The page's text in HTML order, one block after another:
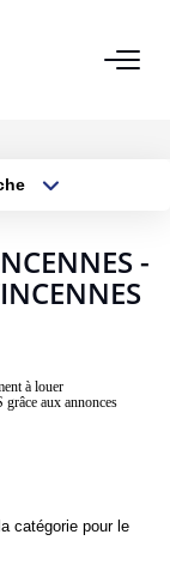
-
à louer
aux annonces
catégorie pour le